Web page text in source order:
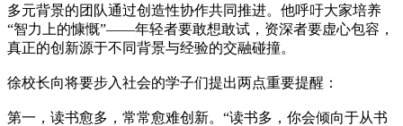
多元背景的团队通过创造性协作共同推进。他呼吁大家培养
“智力上的慷慨”——年轻者要敢想敢试，资深者要虚心包容，
真正的创新源于不同背景与经验的交融碰撞。
徐校长向将要步入社会的学子们提出两点重要提醒：
第一，读书愈多，常常愈难创新。“读书多，你会倾向于从书